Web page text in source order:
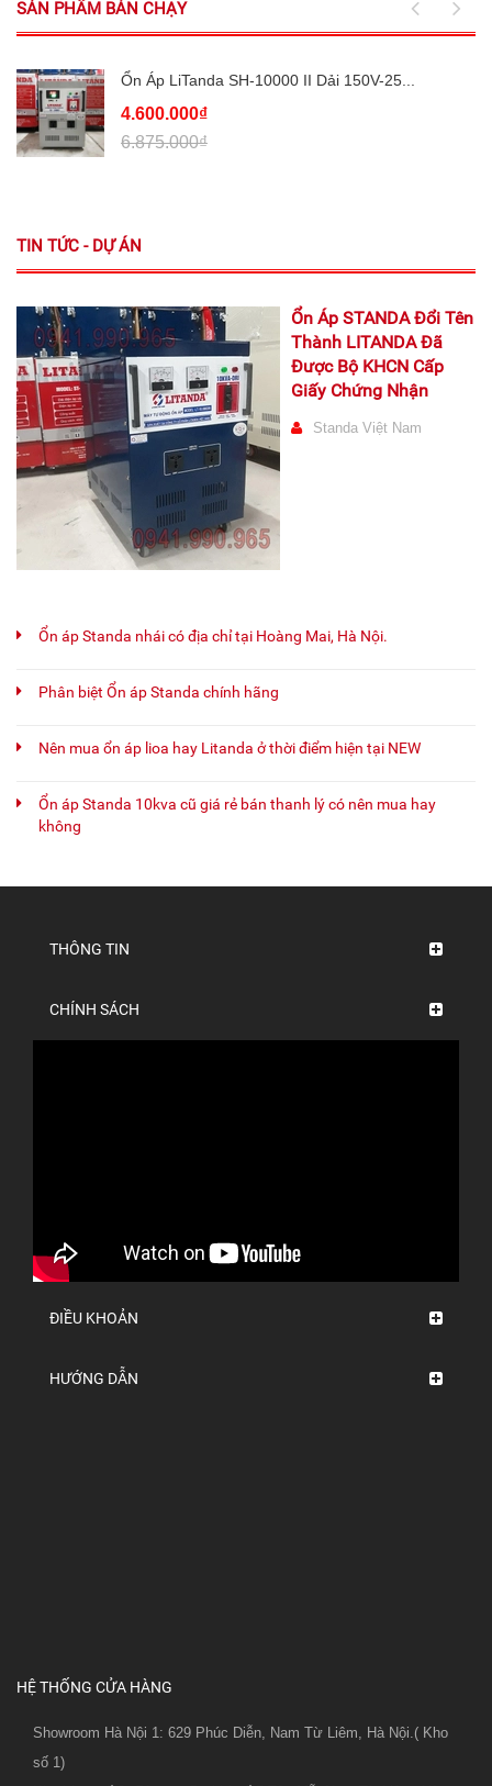
SẢN PHẨM BÁN CHẠY
Ổn Áp LiTanda SH-10000 II Dải 150V-25...
4.600.000₫
6.875.000₫
TIN TỨC - DỰ ÁN
Ổn Áp STANDA Đổi Tên
Thành LITANDA Đã
Được Bộ KHCN Cấp
Giấy Chứng Nhận
Standa Việt Nam
Ổn áp Standa nhái có địa chỉ tại Hoàng Mai, Hà Nội.
Phân biệt Ổn áp Standa chính hãng
Nên mua ổn áp lioa hay Litanda ở thời điểm hiện tại NEW
Ổn áp Standa 10kva cũ giá rẻ bán thanh lý có nên mua hay
không
THÔNG TIN
CHÍNH SÁCH
ĐIỀU KHOẢN
HƯỚNG DẪN
HỆ THỐNG CỬA HÀNG
Showroom Hà Nội 1: 629 Phúc Diễn, Nam Từ Liêm, Hà Nội.( Kho
số 1)